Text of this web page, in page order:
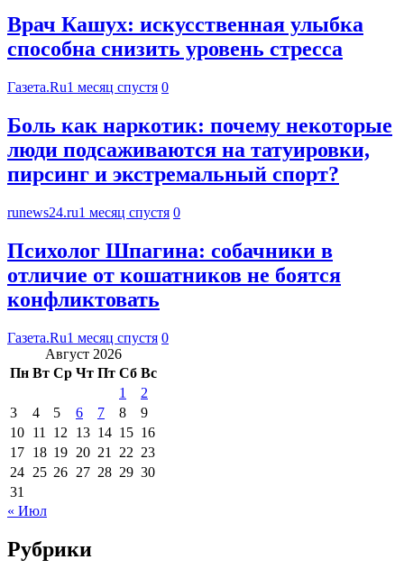
Врач Кашух: искусственная улыбка
способна снизить уровень стресса
Газета.Ru1 месяц спустя 0
Боль как наркотик: почему некоторые
люди подсаживаются на татуировки,
пирсинг и экстремальный спорт?
runews24.ru1 месяц спустя 0
Психолог Шпагина: собачники в
отличие от кошатников не боятся
конфликтовать
Газета.Ru1 месяц спустя 0
Август 2026
Пн Вт Ср Чт Пт Сб Вс
1
2
3
4 5 6 7 8
9
10 11 12 13 14 15 16
17 18 19 20 21 22 23
24 25 26 27 28 29 30
31
« Июл
Рубрики